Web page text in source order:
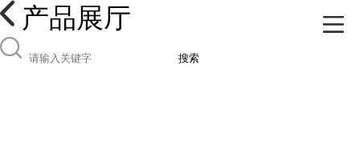
产品展厅
搜索